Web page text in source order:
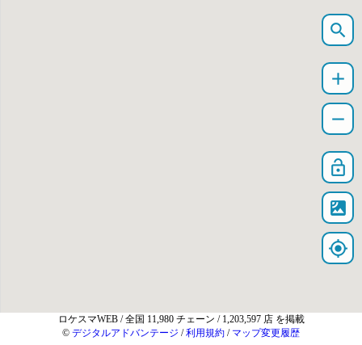
search
add
remove
lock_open
satellite
my_location
ロケスマWEB / 全国 11,980 チェーン / 1,203,597 店 を掲載
© デジタルアドバンテージ /利用規約 / マップ変更履歴